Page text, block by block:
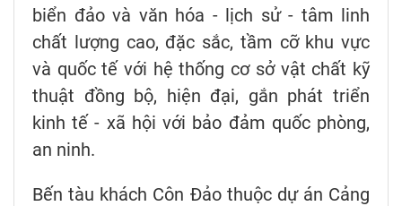
biển đảo và văn hóa - lịch sử - tâm linh
chất lượng cao, đặc sắc, tầm cỡ khu vực
và quốc tế với hệ thống cơ sở vật chất kỹ
thuật đồng bộ, hiện đại, gắn phát triển
kinh tế - xã hội với bảo đảm quốc phòng,
an ninh.
Bến tàu khách Côn Đảo thuộc dự án Cảng